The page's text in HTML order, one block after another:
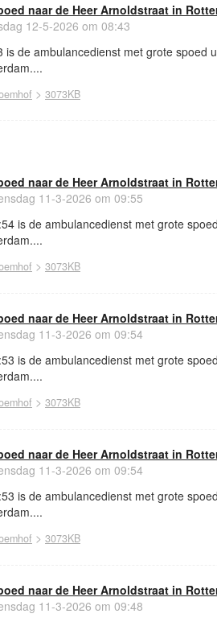
naar de Heer Arnoldstraat in
12-5-2026 om 08:43
is de ambulancedienst met grote spoed
> 3073KB
naar de Heer Arnoldstraat in
11-3-2026 om 09:55
is de ambulancedienst met grote
> 3073KB
naar de Heer Arnoldstraat in
11-3-2026 om 09:54
is de ambulancedienst met grote
> 3073KB
naar de Heer Arnoldstraat in
11-3-2026 om 09:54
is de ambulancedienst met grote
> 3073KB
naar de Heer Arnoldstraat in
11-3-2026 om 09:48